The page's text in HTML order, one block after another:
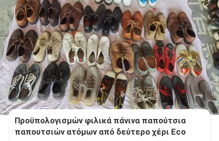
Προϋπολογισμών φιλικά πάνινα παπούτσια
παπουτσιών ατόμων από δεύτερο χέρι Eco